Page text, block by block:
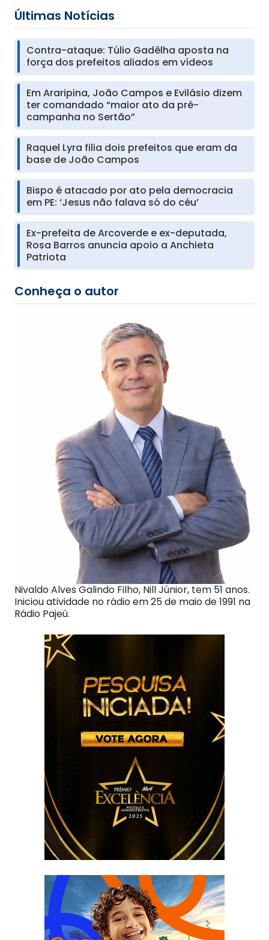
Últimas Notícias
Contra-ataque: Túlio Gadêlha aposta na
força dos prefeitos aliados em vídeos
Em Araripina, João Campos e Evilásio dizem
ter comandado “maior ato da pré-
campanha no Sertão”
Raquel Lyra filia dois prefeitos que eram da
base de João Campos
Bispo é atacado por ato pela democracia
em PE: ‘Jesus não falava só do céu’
Ex-prefeita de Arcoverde e ex-deputada,
Rosa Barros anuncia apoio a Anchieta
Patriota
Conheça o autor
Nivaldo Alves Galindo Filho, Nill Júnior, tem 51 anos.
Iniciou atividade no rádio em 25 de maio de 1991 na
Rádio Pajeú.